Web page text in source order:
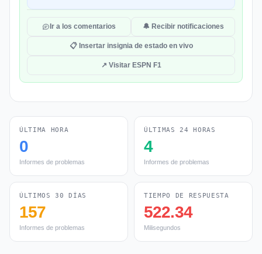
Ir a los comentarios 🔔 Recibir notificaciones
📋 Insertar insignia de estado en vivo
↗ Visitar ESPN F1
ÚLTIMA HORA
0
Informes de problemas
ÚLTIMAS 24 HORAS
4
Informes de problemas
ÚLTIMOS 30 DÍAS
157
Informes de problemas
TIEMPO DE RESPUESTA
522.34
Milisegundos